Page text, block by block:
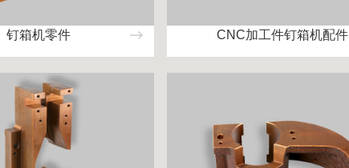
钉箱机零件 CNC加工件钉箱机配件